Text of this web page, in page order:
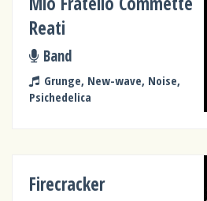
Reati
Band
Grunge, New-wave, Noise,
Psichedelica
Firecracker